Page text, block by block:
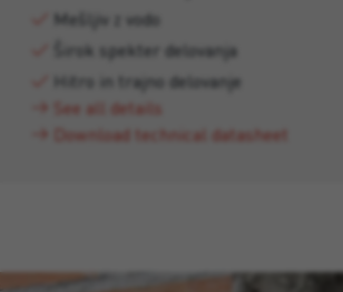
Mešljiv z vodo
Širok spekter delovanja
Hitro in trajno delovanje
See all details
Download technical datasheet